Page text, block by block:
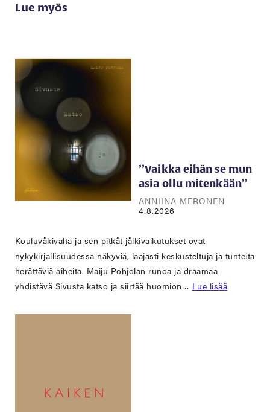
Lue myös
’’Vaikka eihän se mun
asia ollu mitenkään’’
ANNIINA MERONEN
4.8.2026
Kouluväkivalta ja sen pitkät jälkivaikutukset ovat
nykykirjallisuudessa näkyviä, laajasti keskusteltuja ja tunteita
herättäviä aiheita. Maiju Pohjolan runoa ja draamaa
yhdistävä Sivusta katso ja siirtää huomion… Lue lisää